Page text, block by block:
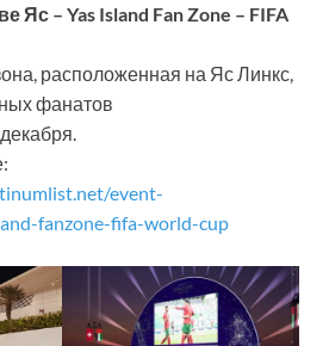
Яс – Yas Island Fan Zone – FIFA
расположенная на Яс Линкс,
фанатов
event-
fanzone-fifa-world-cup